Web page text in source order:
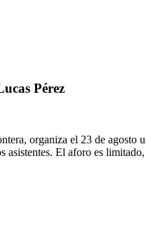
Pérez
organiza el 23 de agosto
asistentes. El aforo es